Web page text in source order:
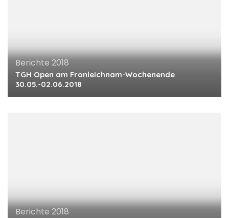
Berichte 2018
TGH Open am Fronleichnam-Wochenende
30.05.-02.06.2018
Berichte 2018